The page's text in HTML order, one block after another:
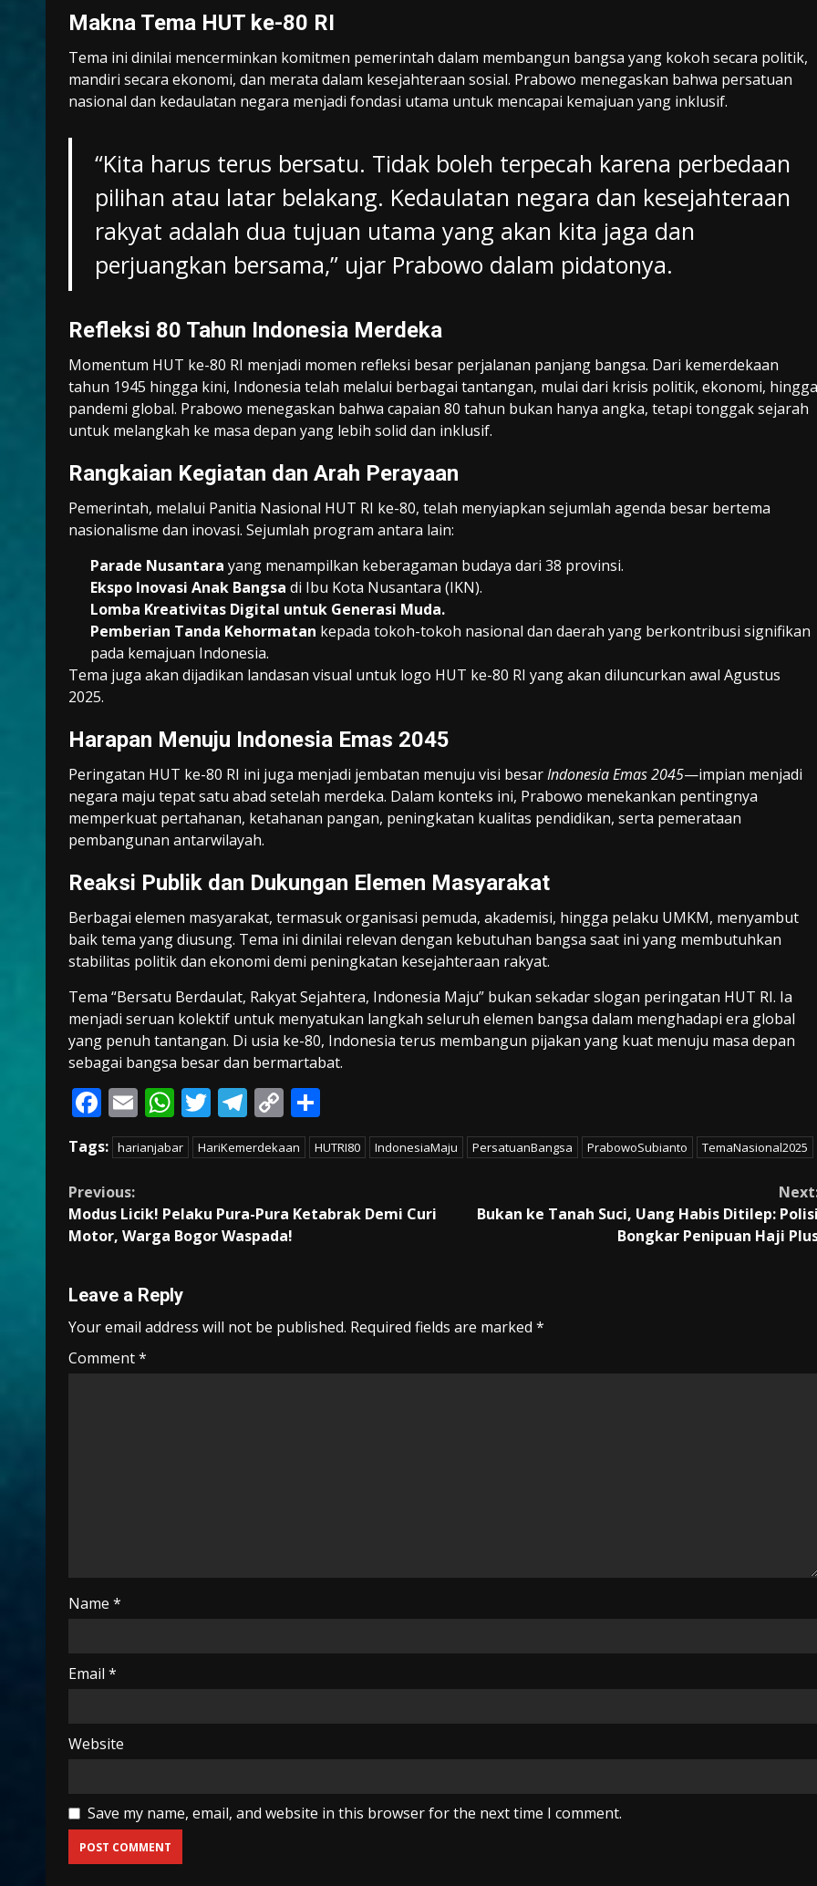
Makna Tema HUT ke-80 RI
Tema ini dinilai mencerminkan komitmen pemerintah dalam membangun bangsa yang kokoh secara politik,
mandiri secara ekonomi, dan merata dalam kesejahteraan sosial. Prabowo menegaskan bahwa persatuan
nasional dan kedaulatan negara menjadi fondasi utama untuk mencapai kemajuan yang inklusif.
“Kita harus terus bersatu. Tidak boleh terpecah karena perbedaan
pilihan atau latar belakang. Kedaulatan negara dan kesejahteraan
rakyat adalah dua tujuan utama yang akan kita jaga dan
perjuangkan bersama,” ujar Prabowo dalam pidatonya.
Refleksi 80 Tahun Indonesia Merdeka
Momentum HUT ke-80 RI menjadi momen refleksi besar perjalanan panjang bangsa. Dari kemerdekaan
tahun 1945 hingga kini, Indonesia telah melalui berbagai tantangan, mulai dari krisis politik, ekonomi, hingga
pandemi global. Prabowo menegaskan bahwa capaian 80 tahun bukan hanya angka, tetapi tonggak sejarah
untuk melangkah ke masa depan yang lebih solid dan inklusif.
Rangkaian Kegiatan dan Arah Perayaan
Pemerintah, melalui Panitia Nasional HUT RI ke-80, telah menyiapkan sejumlah agenda besar bertema
nasionalisme dan inovasi. Sejumlah program antara lain:
Parade Nusantara yang menampilkan keberagaman budaya dari 38 provinsi.
Ekspo Inovasi Anak Bangsa di Ibu Kota Nusantara (IKN).
Lomba Kreativitas Digital untuk Generasi Muda.
Pemberian Tanda Kehormatan kepada tokoh-tokoh nasional dan daerah yang berkontribusi signifikan
pada kemajuan Indonesia.
Tema juga akan dijadikan landasan visual untuk logo HUT ke-80 RI yang akan diluncurkan awal Agustus
2025.
Harapan Menuju Indonesia Emas 2045
Peringatan HUT ke-80 RI ini juga menjadi jembatan menuju visi besarIndonesia Emas 2045—impian menjadi
negara maju tepat satu abad setelah merdeka. Dalam konteks ini, Prabowo menekankan pentingnya
memperkuat pertahanan, ketahanan pangan, peningkatan kualitas pendidikan, serta pemerataan
pembangunan antarwilayah.
Reaksi Publik dan Dukungan Elemen Masyarakat
Berbagai elemen masyarakat, termasuk organisasi pemuda, akademisi, hingga pelaku UMKM, menyambut
baik tema yang diusung. Tema ini dinilai relevan dengan kebutuhan bangsa saat ini yang membutuhkan
stabilitas politik dan ekonomi demi peningkatan kesejahteraan rakyat.
Tema “Bersatu Berdaulat, Rakyat Sejahtera, Indonesia Maju” bukan sekadar slogan peringatan HUT RI. Ia
menjadi seruan kolektif untuk menyatukan langkah seluruh elemen bangsa dalam menghadapi era global
yang penuh tantangan. Di usia ke-80, Indonesia terus membangun pijakan yang kuat menuju masa depan
sebagai bangsa besar dan bermartabat.
F
ac
e
b
o
o
E
m
ai
W
h
at
A
p
T
w
itt
T
el
e
a
m
C
o
p
Li
n
h
ar
Tags: harianjabar HariKemerdekaan HUTRI80 IndonesiaMaju PersatuanBangsa PrabowoSubianto TemaNasional2025
Continue
Reading
Previous:
Modus Licik! Pelaku Pura-Pura Ketabrak Demi Curi
Motor, Warga Bogor Waspada!
Bukan ke Tanah Suci, Uang Habis Ditilep:
Bongkar Penipuan Haji
Leave a Reply
Your email address will not be published. Required fields are marked *
Comment*
Name *
Email *
Website
Save my name, email, and website in this browser for the next time I comment.